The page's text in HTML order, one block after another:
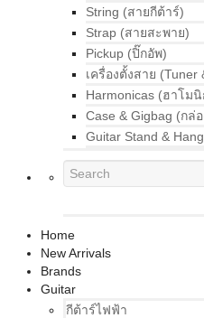
String (สายกีต้าร์)
Strap (สายสะพาย)
Pickup (ปิ๊กอัพ)
เครื่องตั้งสาย (Tuner
Harmonicas (ฮาโมนิ
Case & Gigbag (กล่
Guitar Stand &
Home
New Arrivals
Brands
Guitar
กีต้าร์ไฟฟ้า